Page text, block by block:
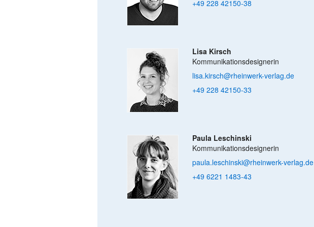
+49 228 42150-38
Lisa Kirsch
Kommunikationsdesignerin
lisa.kirsch@rheinwerk-verlag.de
+49 228 42150-33
Paula Leschinski
Kommunikationsdesignerin
paula.leschinski@rheinwerk-verlag.de
+49 6221 1483-43